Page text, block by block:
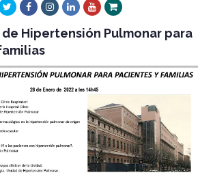
TwitterFacebookInstagram
LinkedInYoutube
Xing
de Hipertensión Pulmonar para